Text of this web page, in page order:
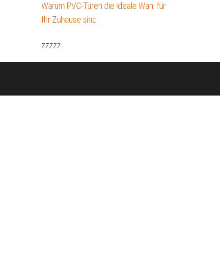
Warum PVC-Türen die ideale Wahl für
Ihr Zuhause sind
zzzzz